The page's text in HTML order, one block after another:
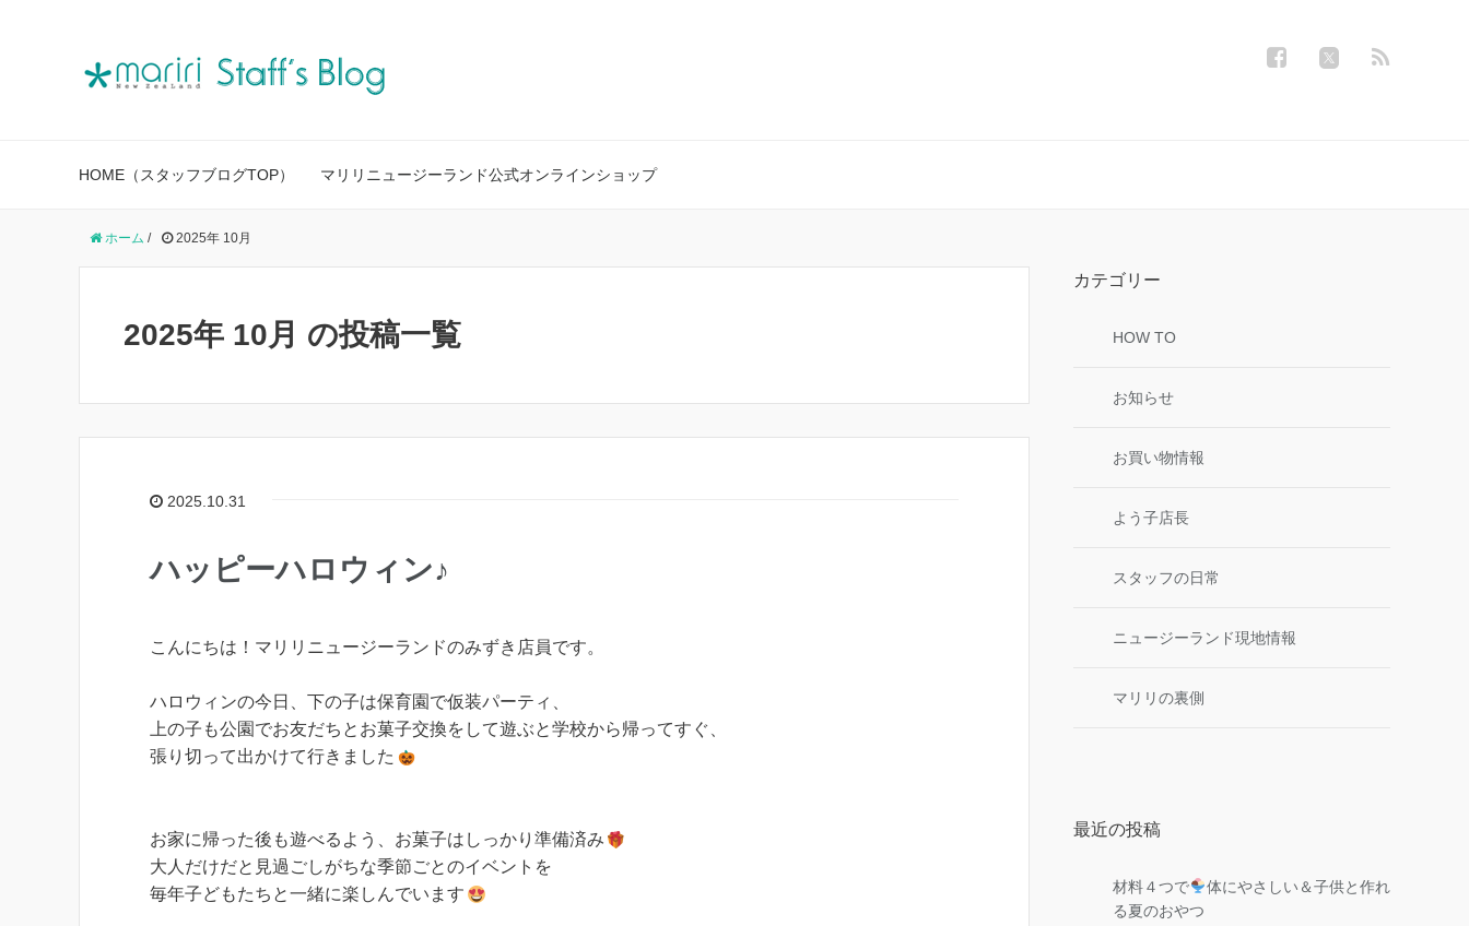
HOME（スタッフブログTOP） マリリニュージーランド公式オンラインショップ
ホーム / 2025年 10月
2025年 10月 の投稿一覧
2025.10.31
ハッピーハロウィン♪
こんにちは！マリリニュージーランドのみずき店員です。
ハロウィンの今日、下の子は保育園で仮装パーティ、
上の子も公園でお友だちとお菓子交換をして遊ぶと学校から帰ってすぐ、
張り切って出かけて行きました
お家に帰った後も遊べるよう、お菓子はしっかり準備済み
大人だけだと見過ごしがちな季節ごとのイベントを
毎年子どもたちと一緒に楽しんでいます
カテゴリー
HOW TO
お知らせ
お買い物情報
よう子店長
スタッフの日常
ニュージーランド現地情報
マリリの裏側
最近の投稿
材料４つで
体にやさしい＆子供と作れ
る夏のおやつ